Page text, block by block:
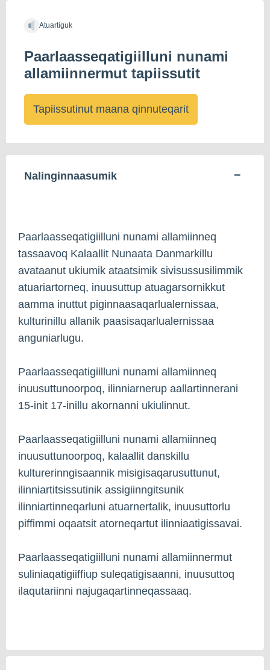
Atuartiguk
Paarlaasseqatigiilluni nunami
allamiinnermut tapiissutit
Tapiissutinut maana qinnuteqarit
Nalinginnaasumik
Paarlaasseqatigiilluni nunami allamiinneq
tassaavoq Kalaallit Nunaata Danmarkillu
avataanut ukiumik ataatsimik sivisussusilimmik
atuariartorneq, inuusuttup atuagarsornikkut
aamma inuttut piginnaasaqarlualernissaa,
kulturinillu allanik paasisaqarlualernissaa
anguniarlugu.
Paarlaasseqatigiilluni nunami allamiinneq
inuusuttunoorpoq, ilinniarnerup aallartinnerani
15-init 17-inillu akornanni ukiulinnut.
Paarlaasseqatigiilluni nunami allamiinneq
inuusuttunoorpoq, kalaallit danskillu
kulturerinngisaannik misigisaqarusuttunut,
ilinniartitsissutinik assigiinngitsunik
ilinniartinneqarluni atuarnertalik, inuusuttorlu
piffimmi oqaatsit atorneqartut ilinniaatigissavai.
Paarlaasseqatigiilluni nunami allamiinnermut
suliniaqatigiiffiup suleqatigisaanni, inuusuttoq
ilaqutariinni najugaqartinneqassaaq.